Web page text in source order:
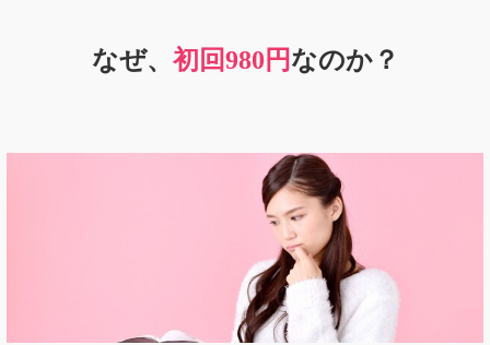
なぜ、 初回980円なのか？